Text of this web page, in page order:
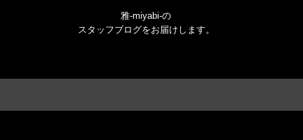
雅-miyabi-の
スタッフブログをお届けします。